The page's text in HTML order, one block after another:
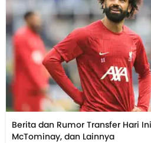
Berita dan Rumor Transfer Hari
McTominay, dan Lainnya